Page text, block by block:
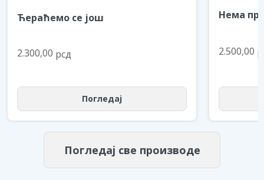
Ћераћемо се још
2.300,00 рсд
Погледај
Нема
2.500,00
Погледај све производе